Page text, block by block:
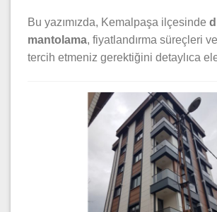
Bu yazımızda, Kemalpaşa ilçesinde
mantolama, fiyatlandırma süreçleri
tercih etmeniz gerektiğini detaylıca